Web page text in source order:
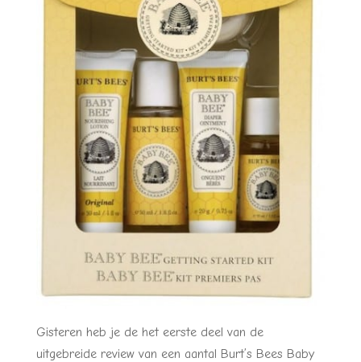
Gisteren heb je de het eerste deel van de
uitgebreide review van een aantal Burt’s Bees Baby